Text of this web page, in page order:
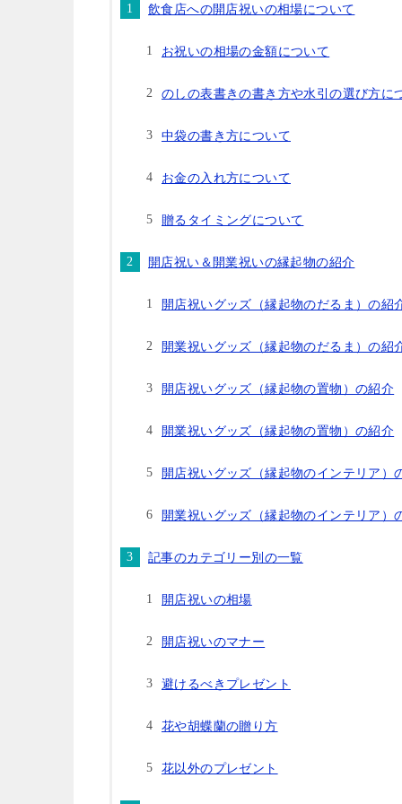
飲食店への開店祝いの相場について
お祝いの相場の金額について
のしの表書きの書き方や水引の選び方に
中袋の書き方について
お金の入れ方について
贈るタイミングについて
開店祝い＆開業祝いの縁起物の紹介
開店祝いグッズ（縁起物のだるま）の紹
開業祝いグッズ（縁起物のだるま）の紹
開店祝いグッズ（縁起物の置物）の紹介
開業祝いグッズ（縁起物の置物）の紹介
開店祝いグッズ（縁起物のインテリア）
開業祝いグッズ（縁起物のインテリア）
記事のカテゴリー別の一覧
開店祝いの相場
開店祝いのマナー
避けるべきプレゼント
花や胡蝶蘭の贈り方
花以外のプレゼント